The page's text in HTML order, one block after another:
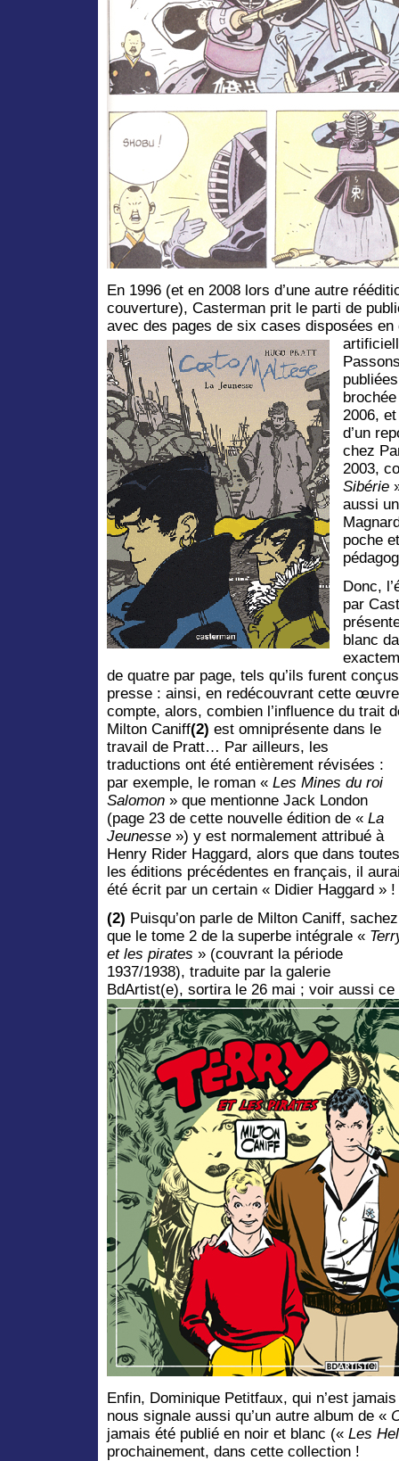
En 1996 (et en 2008 lors d’une autre
couverture), Casterman prit le parti de
avec des pages de six cases disposées en
2006,
d’un
chez
2003,
Sibérie
aussi
poche
Donc,
par
blanc
de quatre par page, tels qu’ils furent
presse : ainsi, en redécouvrant cette œuvre
compte, alors, combien l’influence du trait
Milton Caniff(2) est omniprésente dans le
travail de Pratt… Par ailleurs, les
traductions ont été entièrement révisées :
par exemple, le roman « Les Mines du roi
Salomon » que mentionne Jack London
(page 23 de cette nouvelle édition de « La
Jeunesse ») y est normalement attribué à
Henry Rider Haggard, alors que dans toutes
les éditions précédentes en français, il
été écrit par un certain « Didier Haggard » !
(2) Puisqu’on parle de Milton Caniff, sachez
que le tome 2 de la superbe intégrale «
et les pirates » (couvrant la période
1937/1938), traduite par la galerie
BdArtist(e), sortira le 26 mai ; voir aussi
Enfin, Dominique Petitfaux, qui n’est
nous signale aussi qu’un autre album de «
jamais été publié en noir et blanc (« Les
prochainement, dans cette collection !